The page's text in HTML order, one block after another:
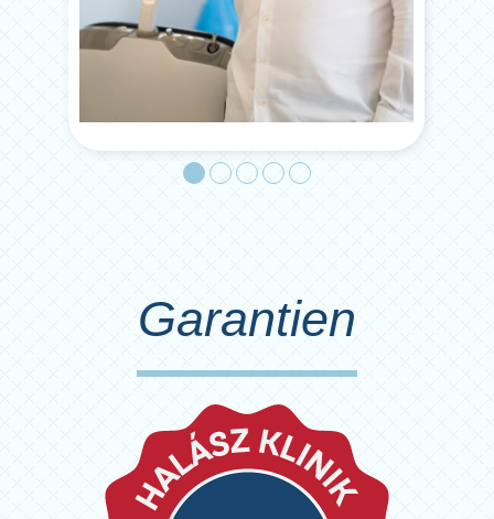
Garantien